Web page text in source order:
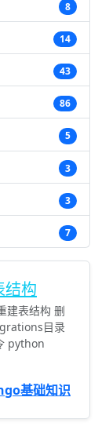
8
14
43
86
5
3
3
7
结构
建表结构 删
目录
python
基础知识